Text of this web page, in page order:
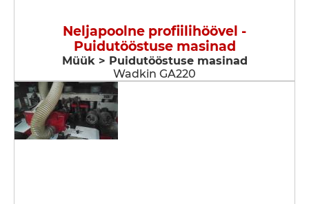
Neljapoolne profiilihöövel -
Puidutööstuse masinad
Müük > Puidutööstuse masinad
Wadkin GA220